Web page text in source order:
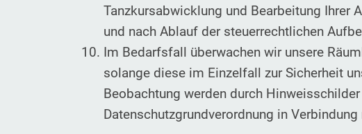
Tanzkursabwicklung und Bearbeitung Ihrer
und nach Ablauf der steuerrechtlichen
Im Bedarfsfall überwachen wir unsere
solange diese im Einzelfall zur Sicherheit
Beobachtung werden durch
Datenschutzgrundverordnung in